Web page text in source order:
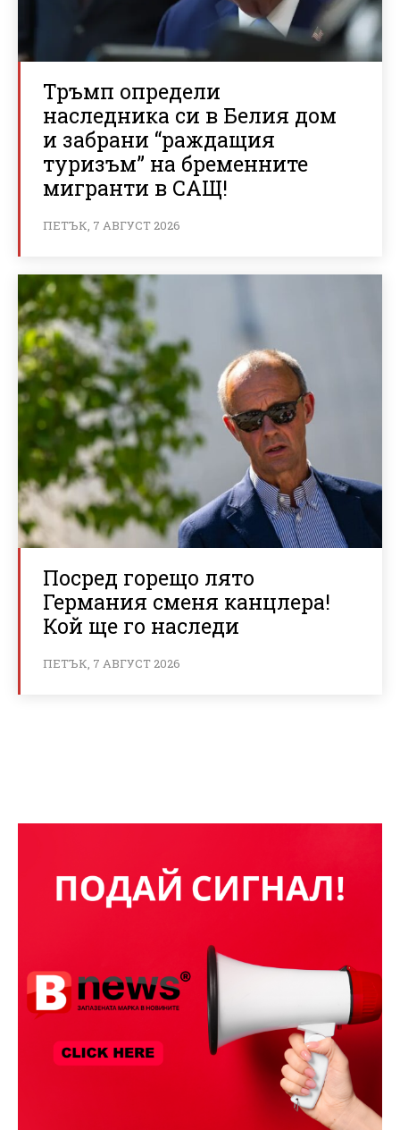
Тръмп определи
наследника си в Белия дом
и забрани “раждащия
туризъм” на бременните
мигранти в САЩ!
ПЕТЪК, 7 АВГУСТ 2026
Посред горещо лято
Германия сменя канцлера!
Кой ще го наследи
ПЕТЪК, 7 АВГУСТ 2026